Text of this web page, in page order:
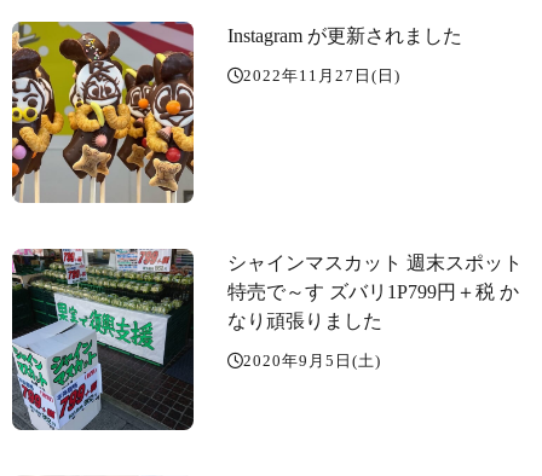
Instagram が更新されました
2022年11月27日(日)
シャインマスカット️ 週末スポット
特売で～す️ ズバリ1P799円＋税 か
なり頑張りました
2020年9月5日(土)